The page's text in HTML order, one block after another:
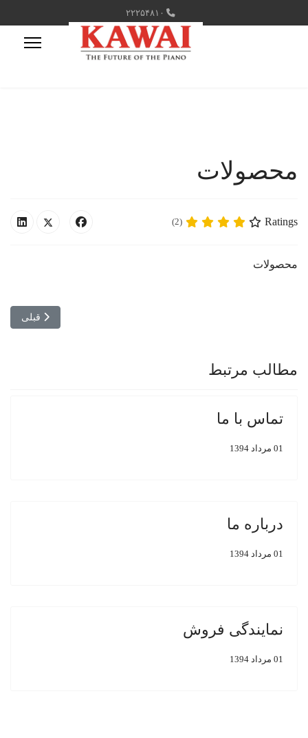
۲۲۲۵۴۸۱۰
محصولات
Ratings
(2)
محصولات
مطلب
قبلی
مطالب مرتبط
تماس با ما
01 مرداد 1394
درباره ما
01 مرداد 1394
نمایندگی فروش
01 مرداد 1394